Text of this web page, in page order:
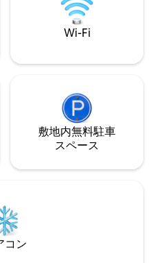
様連れの
肢です。
Wi-Fi
敷地内無料駐⁠車
ス⁠ペ⁠ー⁠ス
コン